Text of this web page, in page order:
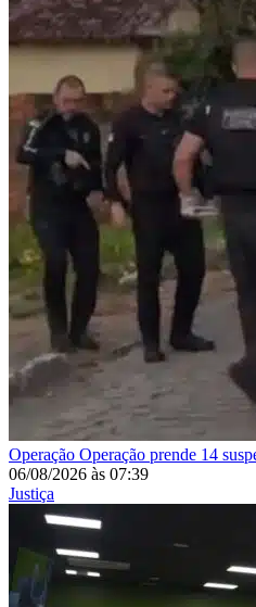
Operação Operação prende 14
06/08/2026 às 07:39
Justiça